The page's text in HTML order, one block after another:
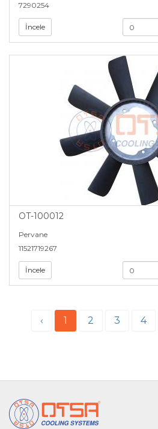
7290254
İncele
OT-100012
Pervane
11521719267
İncele
‹ 1 2 3 4